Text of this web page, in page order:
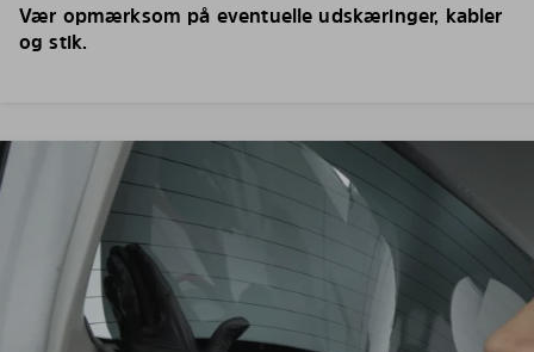
Vær opmærksom på eventuelle udskæringer, kabler
og stik.